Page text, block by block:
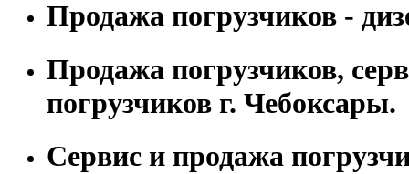
Продажа погрузчиков -
Продажа погрузчиков,
погрузчиков г. Чебоксары.
Сервис и продажа